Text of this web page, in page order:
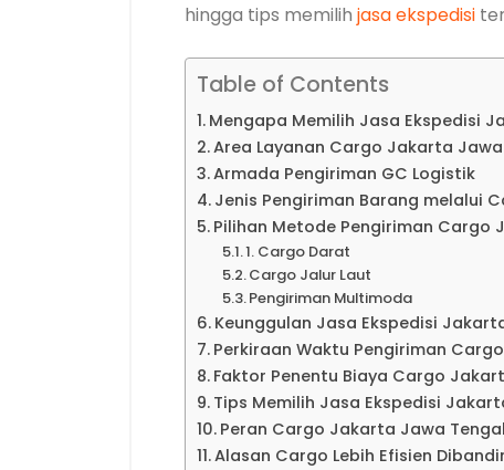
hingga tips memilih jasa ekspedisi
Table of Contents
Mengapa Memilih Jasa Ekspedisi
Area Layanan Cargo Jakarta
Armada Pengiriman GC Logistik
Jenis Pengiriman Barang melalui
Pilihan Metode Pengiriman Cargo
1. Cargo Darat
Cargo Jalur Laut
Pengiriman Multimoda
Keunggulan Jasa Ekspedisi
Perkiraan Waktu Pengiriman
Faktor Penentu Biaya Cargo
Tips Memilih Jasa Ekspedisi
Peran Cargo Jakarta Jawa
Alasan Cargo Lebih Efisien